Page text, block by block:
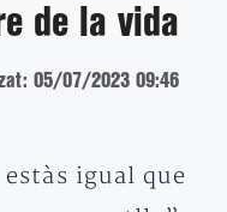
de la vida
05/07/2023 09:46
igual que